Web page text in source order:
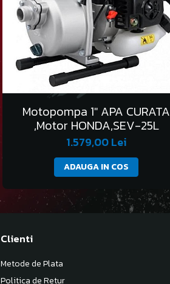
Motopompa 1" APA CURATA
,Motor HONDA,SEV-25L
1.579,00 Lei
ADAUGA IN COS
Clienti
Metode de Plata
Politica de Retur